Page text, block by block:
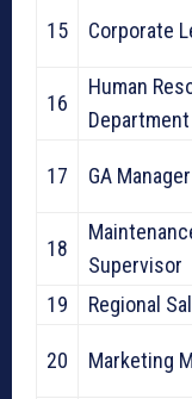
15 Corporate
16
Human
Department
17 GA Manager
18
Supervisor
19
Regional
20 Marketing